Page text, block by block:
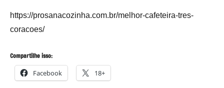
https://prosanacozinha.com.br/melhor-cafeteira-tres-
coracoes/
Compartilhe isso:
Facebook 18+